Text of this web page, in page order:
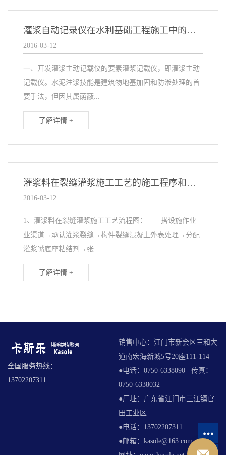
灌浆自动记录仪在水利基础工程施工中的重要意义
2016-03-12
一、开发灌浆主动记载仪的要素灌浆记载仪，即灌浆主动
记载仪。水泥注浆技能是建筑物地基加固和防渗处理的首
要手法，但因其属荫蔽...
了解详情 +
灌浆料在裂缝灌浆施工工艺的施工程序和技术措施
2016-03-12
1、灌浆料在裂缝灌浆施工工艺流程图： 搭设施作业
业渠道→承认灌浆裂缝→构件裂缝混凝土外表处理→分配
灌浆嘴底座粘结剂→张...
了解详情 +
全国服务热线：
13702207311
销售中心：江门市新会区三和大
道南宏海新城5号20座111-114
●电话：0750-6338090 传真：
0750-6338032
●厂址：广东省江门市三江镇官
田工业区
●电话：13702207311
●邮箱：kasole@163.com